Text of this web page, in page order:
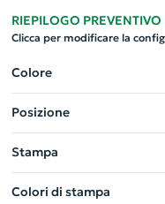
componenti.
soffocamento e di un
pensato per i grandi, che
noi!
RIEPILOGO PREVENTIVO
Clicca per modificare la
Colore
Posizione
Stampa
Colori di stampa